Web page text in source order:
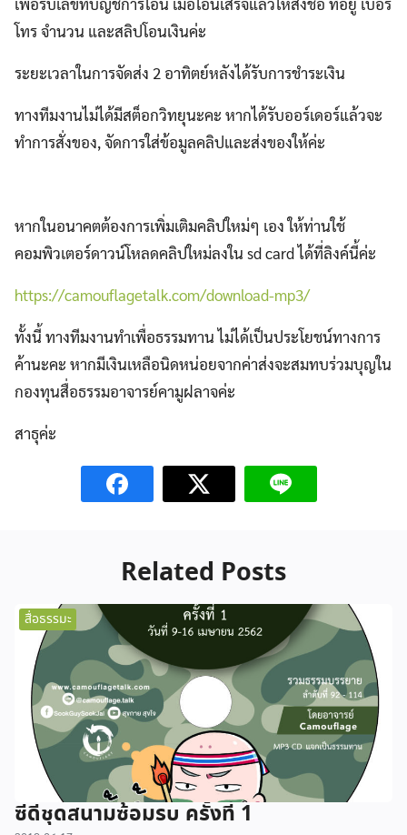
โทร จำนวน และสลิปโอนเงินค่ะ
ระยะเวลาในการจัดส่ง 2 อาทิตย์หลังได้รับการชำระเงิน
ทางทีมงานไม่ได้มีสต็อกวิทยุนะคะ หากได้รับออร์เดอร์แล้วจะ
ทำการสั่งของ, จัดการใส่ข้อมูลคลิปและส่งของให้ค่ะ
หากในอนาคตต้องการเพิ่มเติมคลิปใหม่ๆ เอง ให้ท่านใช้
คอมพิวเตอร์ดาวน์โหลดคลิปใหม่ลงใน sd card ได้ที่ลิงค์นี้ค่ะ
https://camouflagetalk.com/download-mp3/
ทั้งนี้ ทางทีมงานทำเพื่อธรรมทาน ไม่ได้เป็นประโยชน์ทางการ
ค้านะคะ หากมีเงินเหลือนิดหน่อยจากค่าส่งจะสมทบร่วมบุญใน
กองทุนสื่อธรรมอาจารย์คามูฝลาจค่ะ
สาธุค่ะ
Related Posts
สื่อธรรมะ
ซีดีชุดสนามซ้อมรบ ครั้งที่ 1